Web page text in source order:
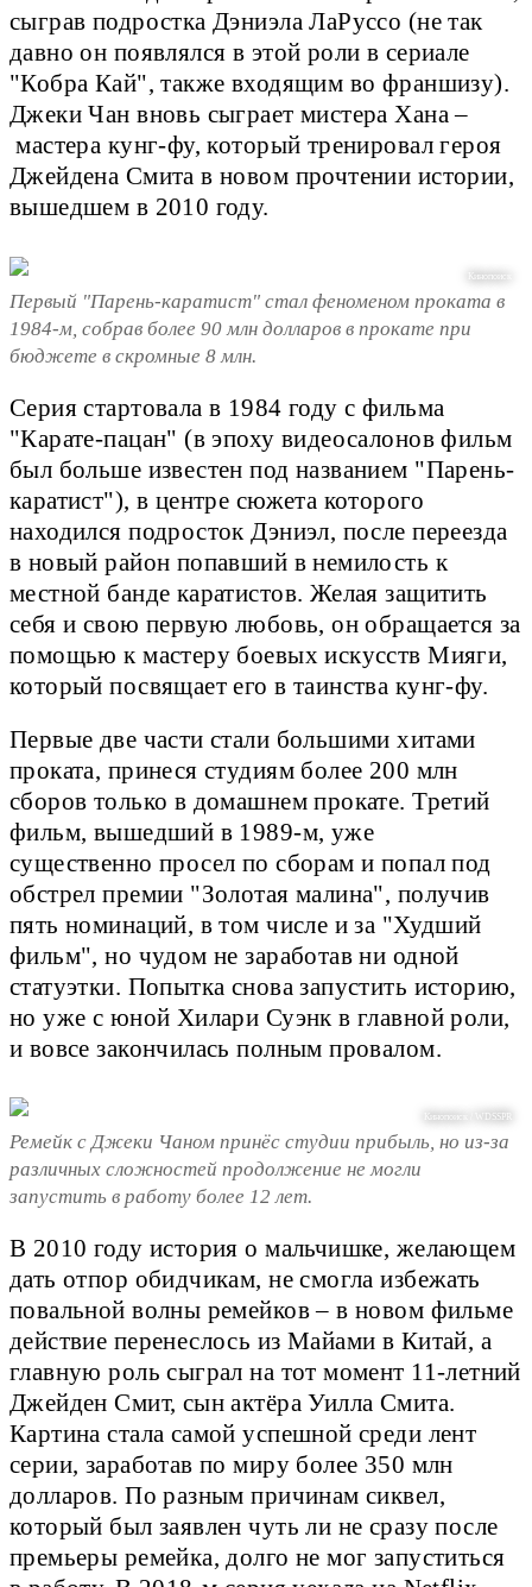
сыграв подростка Дэниэла ЛаРуссо (не так
давно он появлялся в этой роли в сериале
"Кобра Кай", также входящим во франшизу).
Джеки Чан вновь сыграет мистера Хана –
мастера кунг-фу, который тренировал героя
Джейдена Смита в новом прочтении истории,
вышедшем в 2010 году.
Кинопоиск
Первый "Парень-каратист" стал феноменом проката в
1984-м, собрав более 90 млн долларов в прокате при
бюджете в скромные 8 млн.
Серия стартовала в 1984 году с фильма
"Карате-пацан" (в эпоху видеосалонов фильм
был больше известен под названием "Парень-
каратист"), в центре сюжета которого
находился подросток Дэниэл, после переезда
в новый район попавший в немилость к
местной банде каратистов. Желая защитить
себя и свою первую любовь, он обращается за
помощью к мастеру боевых искусств Мияги,
который посвящает его в таинства кунг-фу.
Первые две части стали большими хитами
проката, принеся студиям более 200 млн
сборов только в домашнем прокате. Третий
фильм, вышедший в 1989-м, уже
существенно просел по сборам и попал под
обстрел премии "Золотая малина", получив
пять номинаций, в том числе и за "Худший
фильм", но чудом не заработав ни одной
статуэтки. Попытка снова запустить историю,
но уже с юной Хилари Суэнк в главной роли,
и вовсе закончилась полным провалом.
Кинопоиск / WDSSPR
Ремейк с Джеки Чаном принёс студии прибыль, но из-за
различных сложностей продолжение не могли
запустить в работу более 12 лет.
В 2010 году история о мальчишке, желающем
дать отпор обидчикам, не смогла избежать
повальной волны ремейков – в новом фильме
действие перенеслось из Майами в Китай, а
главную роль сыграл на тот момент 11-летний
Джейден Смит, сын актёра Уилла Смита.
Картина стала самой успешной среди лент
серии, заработав по миру более 350 млн
долларов. По разным причинам сиквел,
который был заявлен чуть ли не сразу после
премьеры ремейка, долго не мог запуститься